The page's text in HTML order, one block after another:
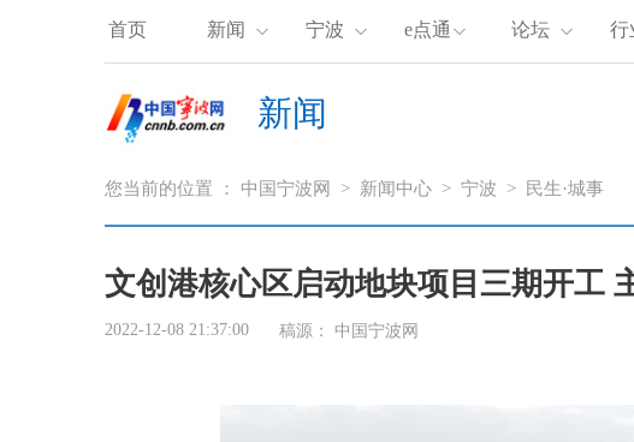
首页 新闻 宁波 e点通 论坛 行
新闻
您当前的位置 ： 中国宁波网 > 新闻中心 > 宁波 > 民生·城事
文创港核心区启动地块项目三期开工
2022-12-08 21:37:00 稿源： 中国宁波网